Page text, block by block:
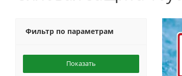
Фильтр по параметрам